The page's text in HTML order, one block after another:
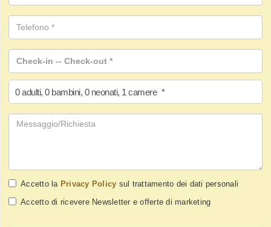
0 adulti, 0 bambini, 0 neonati, 1 camere *
Accetto la Privacy Policy sul trattamento dei dati personali
Accetto di ricevere Newsletter e offerte di marketing